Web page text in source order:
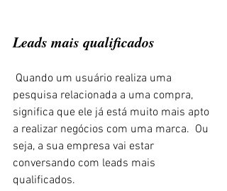
Leads mais qualificados
pesquisa relacionada a uma compra,
significa que ele já está muito mais apto
a realizar negócios com uma marca.  Ou
seja, a sua empresa vai estar
conversando com leads mais
qualificados.